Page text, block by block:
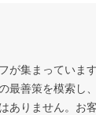
が集まっていま
最善策を模索し
ありません。お